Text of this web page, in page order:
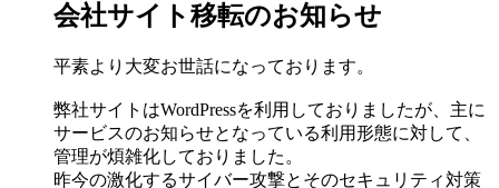
会社サイト移転のお知らせ
平素より大変お世話になっております。
弊社サイトはWordPressを利用しておりましたが、主に
サービスのお知らせとなっている利用形態に対して、
管理が煩雑化しておりました。
昨今の激化するサイバー攻撃とそのセキュリティ対策